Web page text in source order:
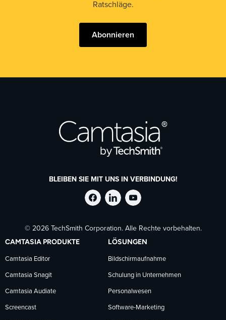
Ratschläge.
Abonnieren
BLEIBEN SIE MIT UNS IN VERBINDUNG!
TechSmith
auf
Facebook
folgen
TechSmith
auf
LinkedIn
folgen
TechSmith
auf
YouTube
folgen
© 2026 TechSmith Corporation. Alle Rechte vorbehalten.
CAMTASIA PRODUKTE
Camtasia Editor
Camtasia Snagit
Camtasia Audiate
Screencast
LÖSUNGEN
Bildschirmaufnahme
Schulung in Unternehmen
Personalwesen
Software-Marketing